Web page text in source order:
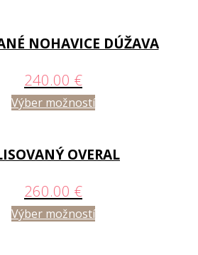
NOHAVICE DÚŽAVA
240.00 €
Výber možností
OVERAL
260.00 €
Výber možností